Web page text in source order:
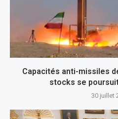
Capacités anti-missiles
stocks se
30 juillet